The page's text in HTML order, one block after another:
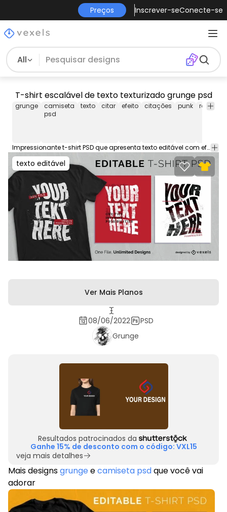
Preços Inscrever-seConecte-se
All
T-shirt escalável de texto texturizado grunge psd
grunge
camiseta
psd
texto citar efeito citações punk rocha
Impressionante t-shirt PSD que apresenta texto editável com efeitos grunge. Este design gráfico do T pode ser usado em camisas, canecas, cartazes, moletons e outros produtos merch. Vem com um arquivo PNG transparente, perfeito para plataformas POD como Merch by Amazon, Etsy, Redbubble e lojas como Shopify. Os designs em pré-visualização são exemplos.
texto editável
Ver Mais Planos
08/06/2022
PSD
Grunge
Resultados patrocinados da
Ganhe 15% de desconto com o código: VXL15
veja mais detalhes
Mais designsgrungeecamiseta psdque você vai
adorar